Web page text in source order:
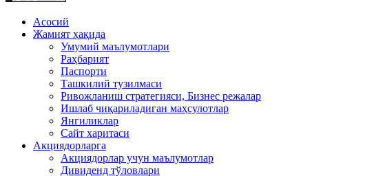
Асосий
Жамият ҳақида
Умумий маълумотлари
Раҳбарият
Паспорти
Ташкилий тузилмаси
Ривожланиш стратегияси, Бизнес режалар
Ишлаб чиқариладиган маҳсулотлар
Янгиликлар
Сайт харитаси
Акциядорларга
Акциядорлар учун маълумотлар
Дивиденд тўловлари